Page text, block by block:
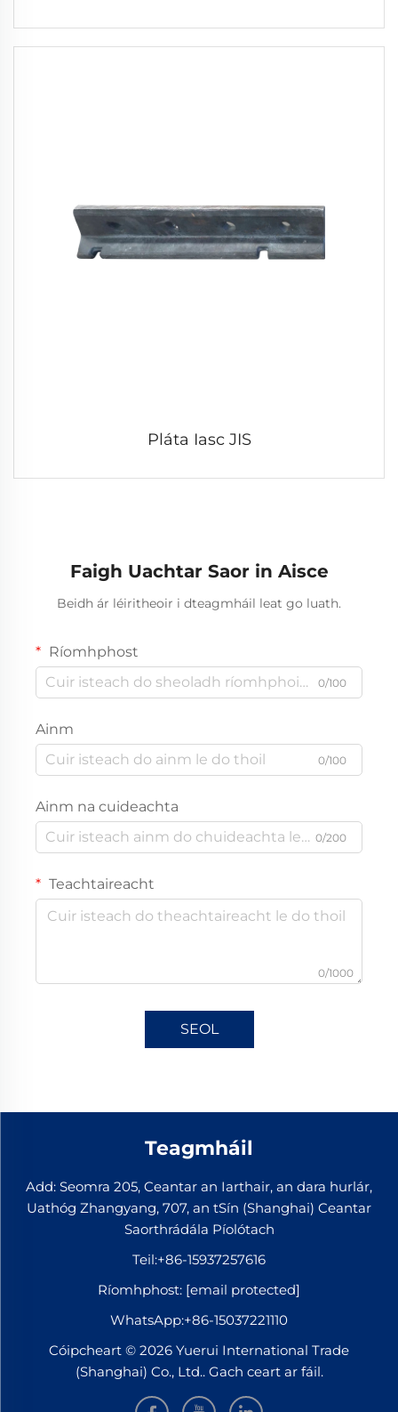
Pláta Iasc JIS
Faigh Uachtar Saor in Aisce
Beidh ár léiritheoir i dteagmháil leat go luath.
Ríomhphost
0/100
Ainm
0/100
Ainm na cuideachta
0/200
Teachtaireacht
0/1000
SEOL
Teagmháil
Add: Seomra 205, Ceantar an Iarthair, an dara hurlár,
Uathóg Zhangyang, 707, an tSín (Shanghai) Ceantar
Saorthrádála Píolótach
Teil:+86-15937257616
Ríomhphost: [email protected]
WhatsApp:+86-15037221110
Cóipcheart © 2026 Yuerui International Trade
(Shanghai) Co., Ltd.. Gach ceart ar fáil.